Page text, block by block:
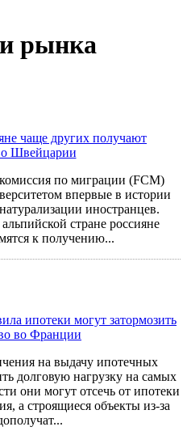
рынка
чаще других получают
Швейцарии
по миграции (FCM)
впервые в истории
иностранцев.
стране россияне
к получению...
ипотеки могут затормозить
во Франции
на выдачу ипотечных
долговую нагрузку на самых
они могут отсечь от ипотеки
а строящиеся объекты из-за